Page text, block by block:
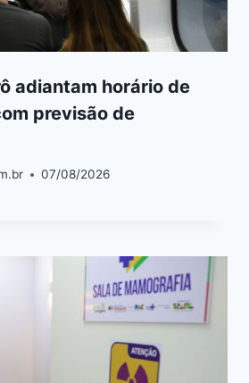
adiantam horário de
previsão de
07/08/2026